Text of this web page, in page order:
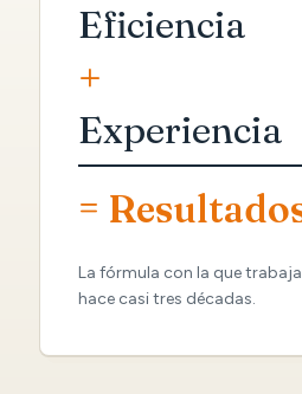
Eficiencia
+
Experiencia
=
La fórmula con la que
hace casi tres décadas.